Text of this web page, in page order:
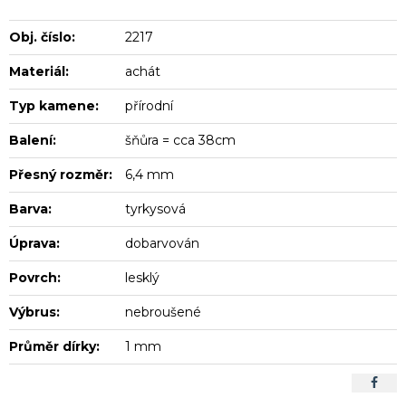
Obj. číslo: 2217
Materiál: achát
Typ kamene: přírodní
Balení: šňůra = cca 38cm
Přesný rozměr: 6,4 mm
Barva: tyrkysová
Úprava: dobarvován
Povrch: lesklý
Výbrus: nebroušené
Průměr dírky: 1 mm